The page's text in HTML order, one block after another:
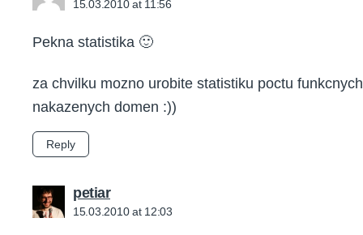
15.03.2010 at 11:56
Pekna statistika 🙂
za chvilku mozno urobite statistiku poctu
nakazenych domen :))
Reply
petiarsays:
15.03.2010 at 12:03